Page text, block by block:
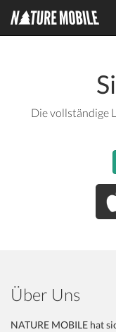
Die vollständige
Über Uns
NATURE MOBILE hat